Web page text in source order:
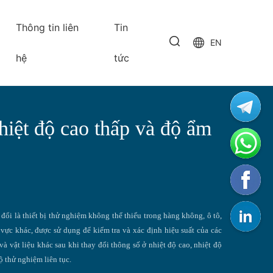
Thông tin liên
hệ
Tin
tức
EN
độ cao thấp và độ ẩm
là thiết bị thử nghiệm không thể thiếu trong hàng không, ô tô,
khác, được sử dụng để kiểm tra và xác định hiệu suất của các
vật liệu khác sau khi thay đổi thông số ở nhiệt độ cao, nhiệt độ
thử nghiệm liên tục.